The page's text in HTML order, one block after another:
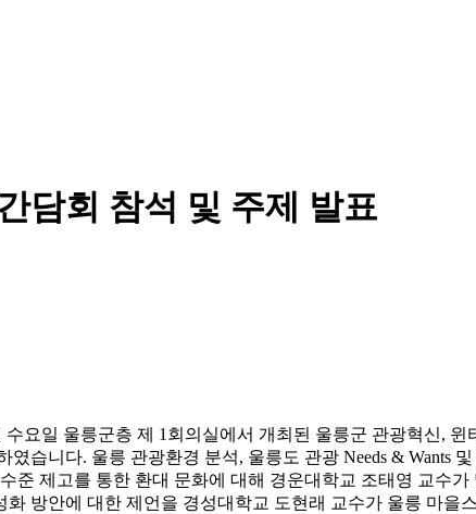
담회 참석 및 주제 발표
요일 울릉군층 제 1회의실에서 개최된 울릉군 관광혁신,
습니다. 울릉 관광환경 분석, 울릉도 관광 Needs & Wants
준 제고를 통한 환대 문화에 대해 경운대학교 조태영 교수
방안에 대한 제언을 경성대학교 도현래 교수가 울릉 마을